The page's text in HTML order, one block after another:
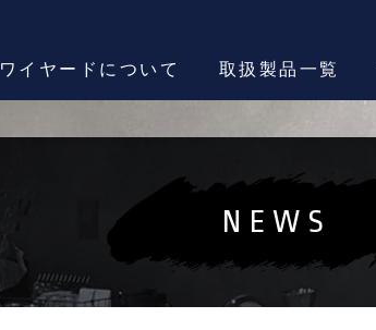
ワイヤードについて 取扱製品一覧
NEWS